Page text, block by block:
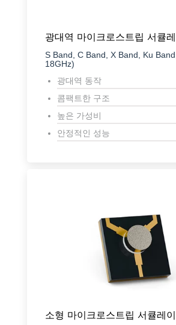
광대역 마이크로스트립 서큘
S Band, C Band, X Band, Ku
18GHz)
광대역 동작
콤팩트한 구조
높은 가성비
안정적인 성능
소형 마이크로스트립 서큘레